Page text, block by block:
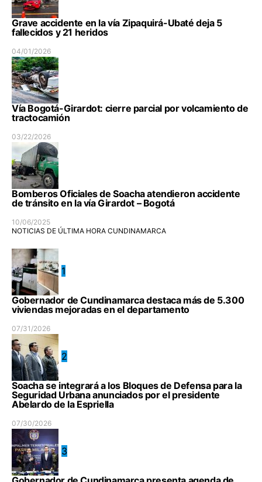
Grave accidente en la vía Zipaquirá-Ubaté deja 5
fallecidos y 21 heridos
04/01/2026
Vía Bogotá-Girardot: cierre parcial por volcamiento de
tractocamión
03/22/2026
Bomberos Oficiales de Soacha atendieron accidente
de tránsito en la vía Girardot – Bogotá
10/06/2025
NOTICIAS DE ÚLTIMA HORA CUNDINAMARCA
1
Gobernador de Cundinamarca destaca más de 5.300
viviendas mejoradas en el departamento
07/31/2026
2
Soacha se integrará a los Bloques de Defensa para la
Seguridad Urbana anunciados por el presidente
Abelardo de la Espriella
07/30/2026
3